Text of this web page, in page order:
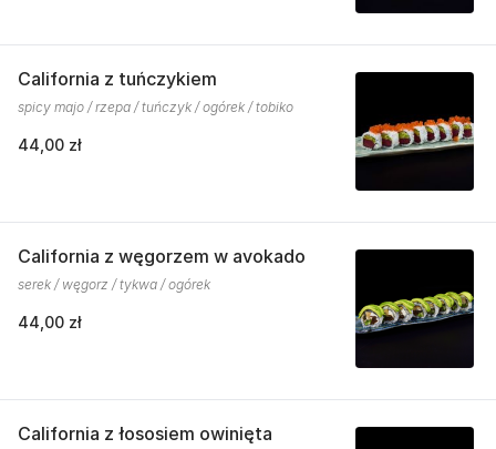
California z tuńczykiem
spicy majo / rzepa / tuńczyk / ogórek / tobiko
44,00 zł
California z węgorzem w avokado
serek / węgorz / tykwa / ogórek
44,00 zł
California z łososiem owinięta